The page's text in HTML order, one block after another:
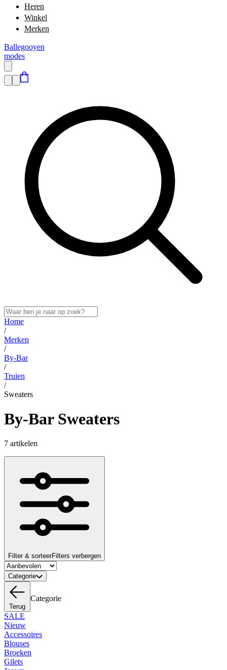
Heren
Winkel
Merken
Ballegooyen
modes
Home
/
Merken
/
By-Bar
/
Truien
/
Sweaters
By-Bar Sweaters
7 artikelen
Filter & sorteerFilters verbergen
Categorie
Terug
Categorie
SALE
Nieuw
Accessoires
Blouses
Broeken
Gilets